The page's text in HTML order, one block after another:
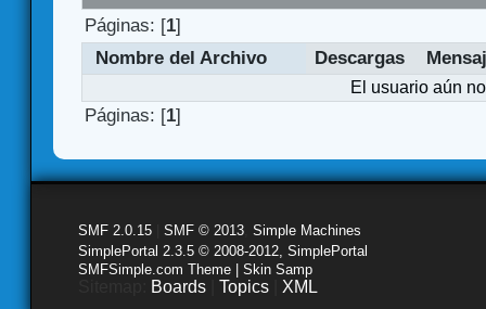
Páginas: [1]
Nombre del Archivo
Descargas
El usuario aún
Páginas: [1]
SMF 2.0.15 SMF © 2013 Simple Machines
SimplePortal 2.3.5 © 2008-2012, SimplePortal
SMFSimple.com Theme | Skin Samp
Boards Topics XML